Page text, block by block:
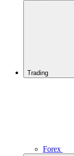
Trading
Forex